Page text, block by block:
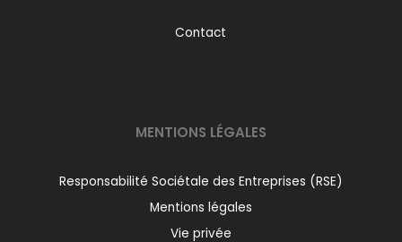
Contact
MENTIONS LÉGALES
Responsabilité Sociétale des Entreprises (RSE)
Mentions légales
Vie privée